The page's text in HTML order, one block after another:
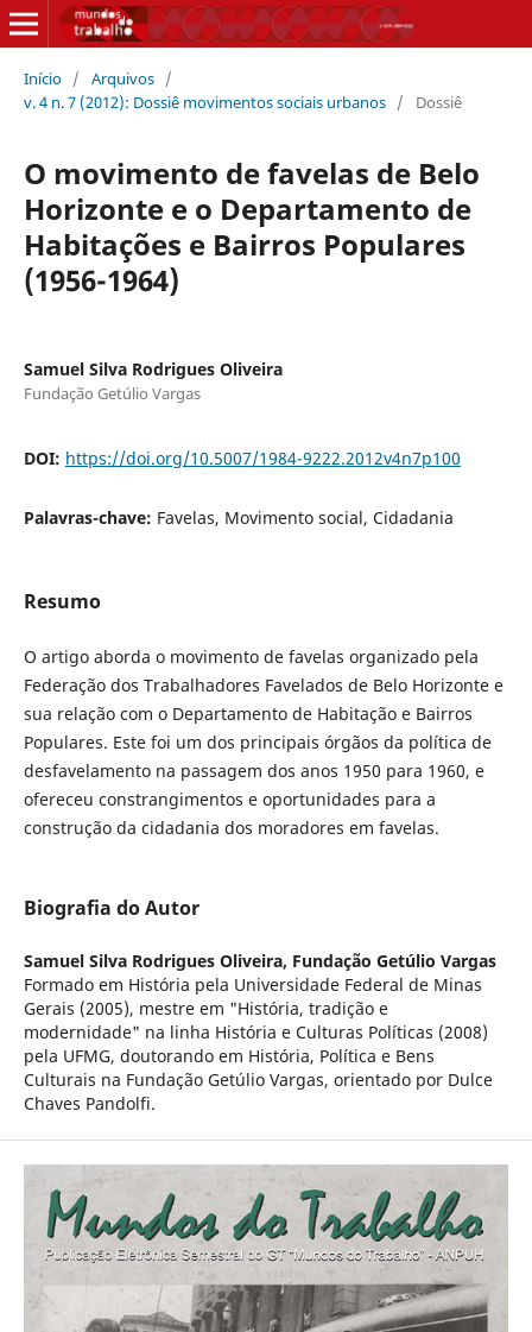
Início / Arquivos /
v. 4 n. 7 (2012): Dossiê movimentos sociais urbanos / Dossiê
O movimento de favelas de Belo
Horizonte e o Departamento de
Habitações e Bairros Populares
(1956-1964)
Samuel Silva Rodrigues Oliveira
Fundação Getúlio Vargas
DOI: https://doi.org/10.5007/1984-9222.2012v4n7p100
Palavras-chave: Favelas, Movimento social, Cidadania
Resumo
O artigo aborda o movimento de favelas organizado pela
Federação dos Trabalhadores Favelados de Belo Horizonte e
sua relação com o Departamento de Habitação e Bairros
Populares. Este foi um dos principais órgãos da política de
desfavelamento na passagem dos anos 1950 para 1960, e
ofereceu constrangimentos e oportunidades para a
construção da cidadania dos moradores em favelas.
Biografia do Autor
Samuel Silva Rodrigues Oliveira, Fundação Getúlio Vargas
Formado em História pela Universidade Federal de Minas
Gerais (2005), mestre em "História, tradição e
modernidade" na linha História e Culturas Políticas (2008)
pela UFMG, doutorando em História, Política e Bens
Culturais na Fundação Getúlio Vargas, orientado por Dulce
Chaves Pandolfi.